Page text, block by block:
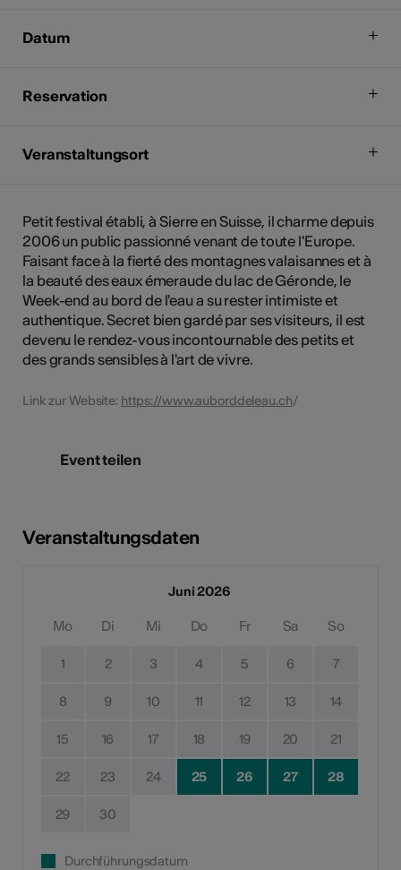
Datum
Reservation
Veranstaltungsort
Petit festival établi, à Sierre en Suisse, il charme depuis
2006 un public passionné venant de toute l'Europe.
Faisant face à la fierté des montagnes valaisannes et à
la beauté des eaux émeraude du lac de Géronde, le
Week-end au bord de l'eau a su rester intimiste et
authentique. Secret bien gardé par ses visiteurs, il est
devenu le rendez-vous incontournable des petits et
des grands sensibles à l'art de vivre.
Link zur Website: https://www.auborddeleau.ch/
Event teilen
Veranstaltungsdaten
Juni 2026
Mo Di Mi Do Fr Sa So
1 2 3 4 5 6 7
8 9 10 11 12 13 14
15 16 17 18 19 20 21
22 23 24 25 26 27 28
29 30
Durchführungsdatum